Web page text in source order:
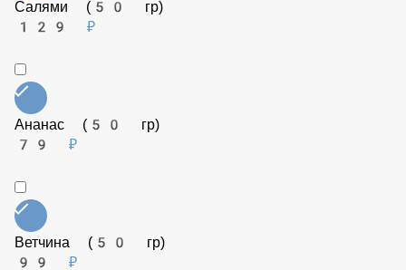
129 ₽
Соус Рэнч (50 гр)
79 ₽
Салями (50 гр)
129 ₽